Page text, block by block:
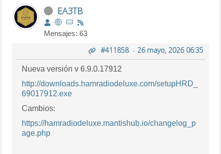
EA3TB
Mensajes: 63
#411858- 26 mayo, 2026 06:35
Nueva versión v 6.9.0.17912
http://downloads.hamradiodeluxe.com/setupHRD_
69017912.exe
Cambios:
https://hamradiodeluxe.mantishub.io/changelog_p
age.php